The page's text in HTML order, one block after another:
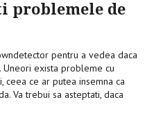
problemele de
pentru a vedea daca
exista probleme cu
ce ar putea insemna ca
Va trebui sa asteptati, daca